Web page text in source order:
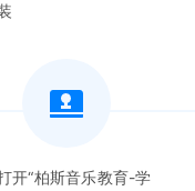
开“柏斯音乐教育-学